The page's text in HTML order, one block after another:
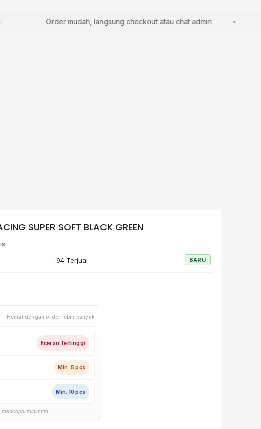
Order mudah, langsung checkout atau chat admin
SUPER SOFT BLACK GREEN
94 Terjual BARU
Hemat dengan order lebih banyak
Eceran Tertinggi
Min. 5 pcs
Min. 10 pcs
minimum.